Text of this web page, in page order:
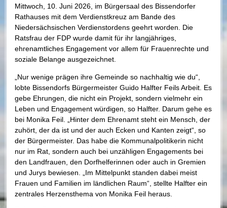
Mittwoch, 10. Juni 2026, im Bürgersaal des Bissendorfer
Rathauses mit dem Verdienstkreuz am Bande des
Niedersächsischen Verdienstordens geehrt worden. Die
Ratsfrau der FDP wurde damit für ihr langjähriges,
ehrenamtliches Engagement vor allem für Frauenrechte und
soziale Belange ausgezeichnet.
„Nur wenige prägen ihre Gemeinde so nachhaltig wie du“,
lobte Bissendorfs Bürgermeister Guido Halfter Feils Arbeit. Es
gebe Ehrungen, die nicht ein Projekt, sondern vielmehr ein
Leben und Engagement würdigen, so Halfter. Darum gehe es
bei Monika Feil. „Hinter dem Ehrenamt steht ein Mensch, der
zuhört, der da ist und der auch Ecken und Kanten zeigt“, so
der Bürgermeister. Das habe die Kommunalpolitikerin nicht
nur im Rat, sondern auch bei unzähligen Engagements bei
den Landfrauen, den Dorfhelferinnen oder auch in Gremien
und Jurys bewiesen. „Im Mittelpunkt standen dabei meist
Frauen und Familien im ländlichen Raum“, stellte Halfter ein
zentrales Herzensthema von Monika Feil heraus.